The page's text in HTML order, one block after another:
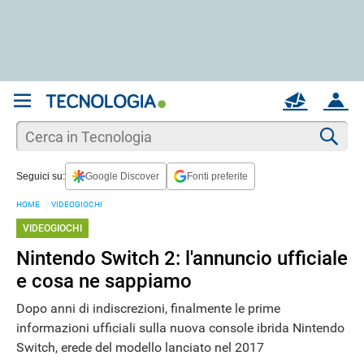
ACCOUNT
MAIL
Seguici su: Google Discover Fonti preferite
HOME VIDEOGIOCHI
VIDEOGIOCHI
Nintendo Switch 2: l'annuncio ufficiale
e cosa ne sappiamo
Dopo anni di indiscrezioni, finalmente le prime
informazioni ufficiali sulla nuova console ibrida Nintendo
Switch, erede del modello lanciato nel 2017